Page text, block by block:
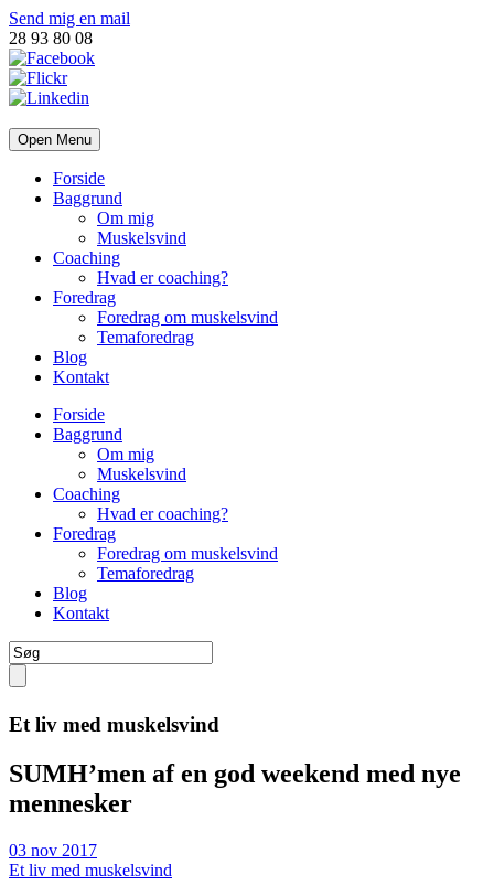
Send mig en mail
28 93 80 08
Open Menu
Forside
Baggrund
Om mig
Muskelsvind
Coaching
Hvad er coaching?
Foredrag
Foredrag om muskelsvind
Temaforedrag
Blog
Kontakt
Forside
Baggrund
Om mig
Muskelsvind
Coaching
Hvad er coaching?
Foredrag
Foredrag om muskelsvind
Temaforedrag
Blog
Kontakt
Et liv med muskelsvind
SUMH’men af en god weekend med nye
mennesker
03 nov 2017
Et liv med muskelsvind